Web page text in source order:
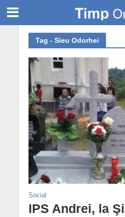
Tag - Sieu Odorhei
Social
IPS Andrei, la